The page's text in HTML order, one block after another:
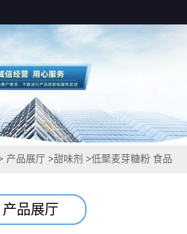
产品展厅 >甜味剂 >低聚麦芽糖粉 食品
产品展厅